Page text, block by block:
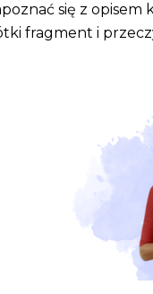
się z opisem
fragment i